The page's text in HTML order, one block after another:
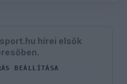
hírei elsők
BEÁLLÍTÁSA